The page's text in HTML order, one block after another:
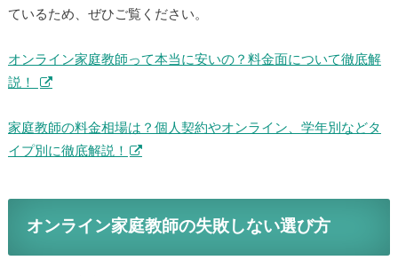
ているため、ぜひご覧ください。
オンライン家庭教師って本当に安いの？料金面について徹底解
説！
家庭教師の料金相場は？個人契約やオンライン、学年別などタ
イプ別に徹底解説！
オンライン家庭教師の失敗しない選び方